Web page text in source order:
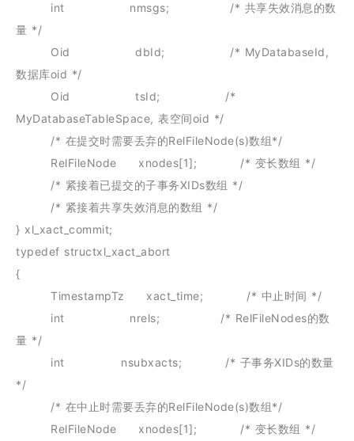
int nmsgs; /* 共享失效消息的数
量 */
Oid dbId; /* MyDatabaseId,
数据库oid */
Oid tsId; /*
MyDatabaseTableSpace, 表空间oid */
/* 在提交时需要丢弃的RelFileNode(s)数组*/
RelFileNode xnodes[1]; /* 变长数组 */
/* 紧接着已提交的子事务XIDs数组 */
/* 紧接着共享失效消息的数组 */
} xl_xact_commit;
typedef structxl_xact_abort
{
TimestampTz xact_time; /* 中止时间 */
int nrels; /* RelFileNodes的数
量 */
int nsubxacts; /* 子事务XIDs的数量
*/
/* 在中止时需要丢弃的RelFileNode(s)数组*/
RelFileNode xnodes[1]; /* 变长数组 */